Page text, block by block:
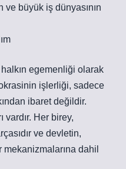
ve büyük iş dünyasının
egemenliği olarak
işlerliği, sadece
ibaret değildir.
vardır. Her birey,
ve devletin,
dahil